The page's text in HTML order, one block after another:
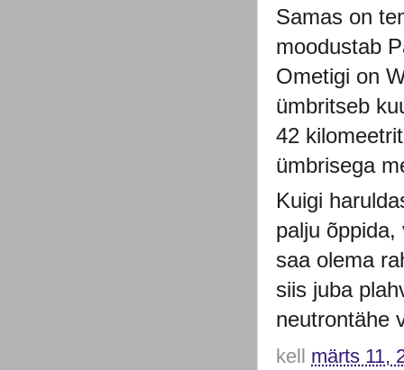
Samas on
moodustab
Ometigi on
ümbritseb
42
ümbrisega
Kuigi
palju
saa olema
siis juba
neutrontähe
kell märts 11,